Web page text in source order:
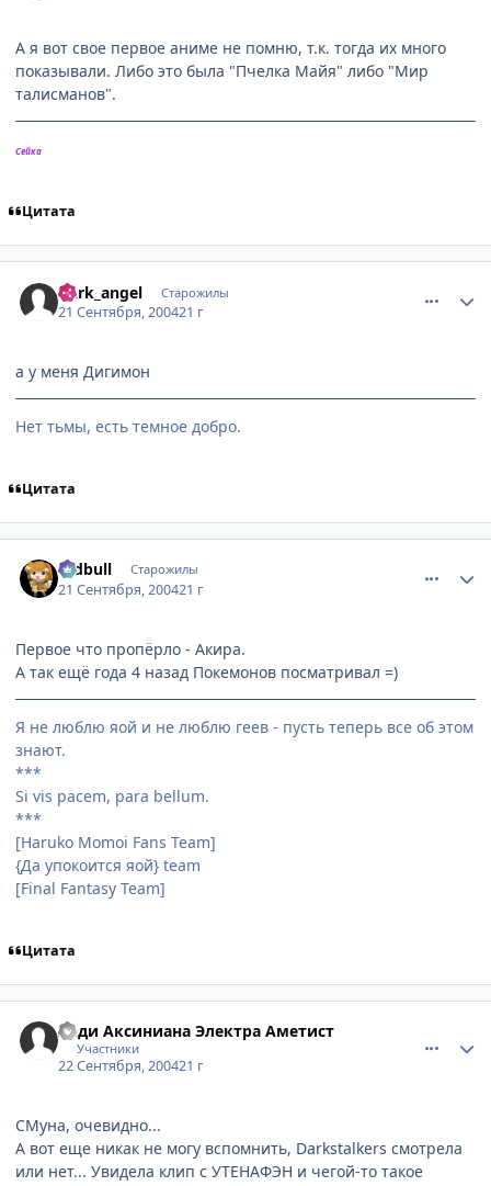
А я вот свое первое аниме не помню, т.к. тогда их много
показывали. Либо это была "Пчелка Майя" либо "Мир
талисманов".
Сейка
Цитата
Dark_angel Старожилы
21 Сентября, 200421 г
а у меня Дигимон
Нет тьмы, есть темное добро.
Цитата
redbull Старожилы
21 Сентября, 200421 г
Первое что пропёрло - Акира.
А так ещё года 4 назад Покемонов посматривал =)
Я не люблю яой и не люблю геев - пусть теперь все об этом
знают.
***
Si vis pacem, para bellum.
***
[Haruko Momoi Fans Team]
{Да упокоится яой} team
[Final Fantasy Team]
Цитата
Леди Аксиниана Электра Аметист
Участники
22 Сентября, 200421 г
СМуна, очевидно...
А вот еще никак не могу вспомнить, Darkstalkers смотрела
или нет... Увидела клип с УТЕНАФЭН и чегой-то такое